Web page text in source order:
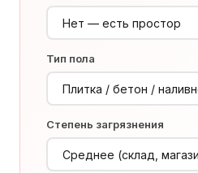
Тип пола
Степень загрязнения